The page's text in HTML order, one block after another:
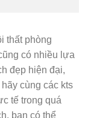
thất phòng
có nhiều lựa
đẹp hiện đại,
cùng các kts
tế trong quá
bạn có thể